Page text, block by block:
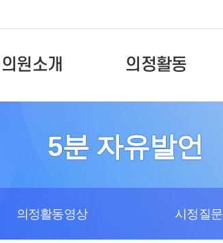
의원소개 의정활동
5분 자유발언
의정활동영상 시정질문